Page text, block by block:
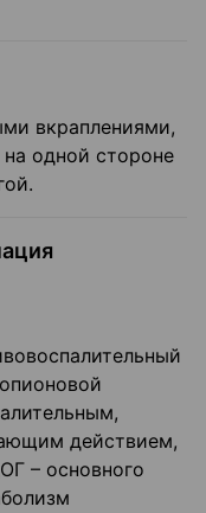
вкраплениями,
одной стороне
действием,
– основного